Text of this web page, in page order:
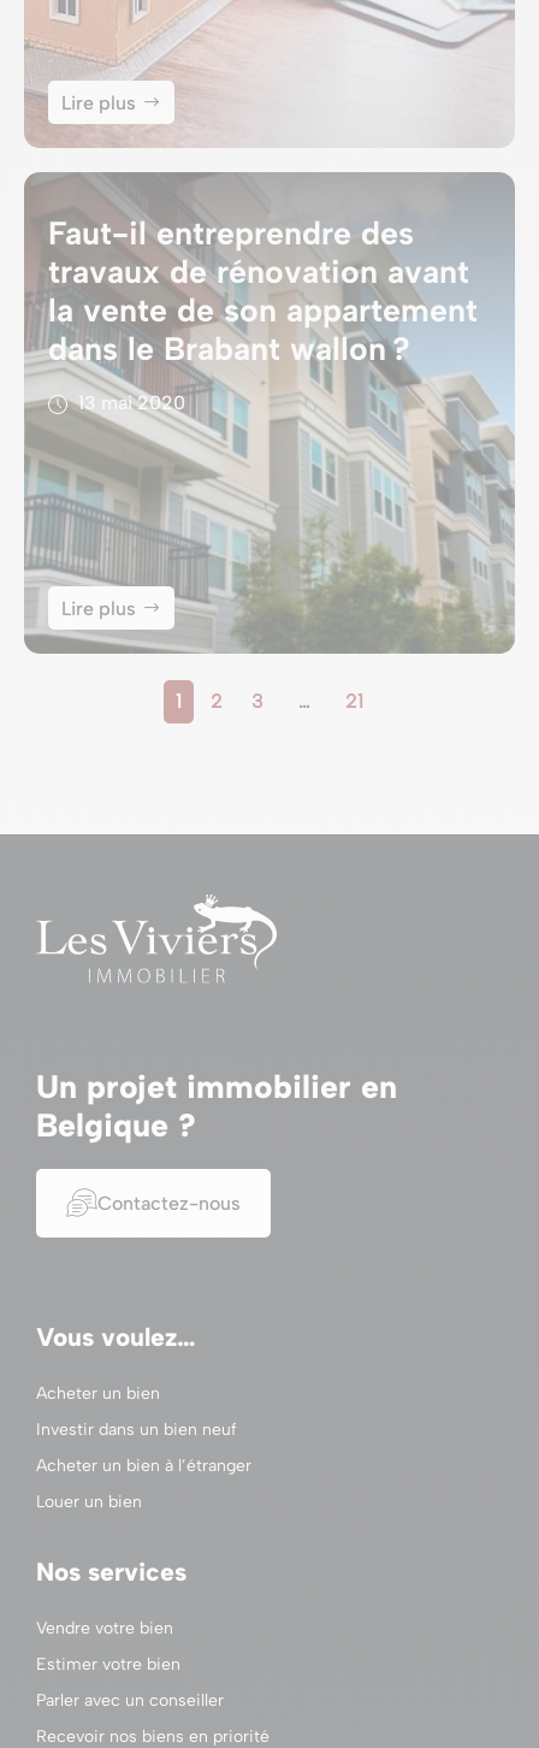
Lire plus
Faut-il entreprendre des
travaux de rénovation avant
la vente de son appartement
dans le Brabant wallon ?
13 mai 2020
Lire plus
1 2 3 … 21
Un projet immobilier en
Belgique ?
Contactez-nous
Vous voulez…
Acheter un bien
Investir dans un bien neuf
Acheter un bien à l’étranger
Louer un bien
Nos services
Vendre votre bien
Estimer votre bien
Parler avec un conseiller
Recevoir nos biens en priorité